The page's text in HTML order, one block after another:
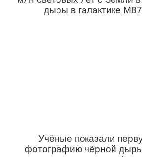
дыры в галактике
Учёные показали
фотографию чёрной